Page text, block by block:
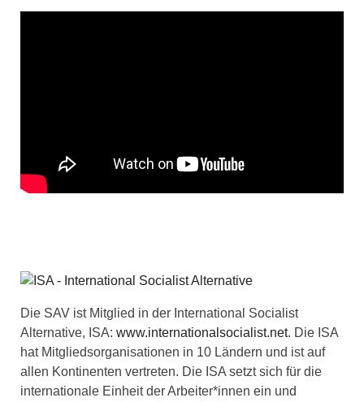
Die SAV ist Mitglied in der International Socialist
Alternative, ISA: www.internationalsocialist.net. Die ISA
hat Mitgliedsorganisationen in 10 Ländern und ist auf
allen Kontinenten vertreten. Die ISA setzt sich für die
internationale Einheit der Arbeiter*innen ein und